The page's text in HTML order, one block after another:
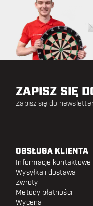
ZAPISZ SIĘ
Zapisz się do
OBSŁUGA KLIENTA
Informacje kontaktowe
Wysyłka i dostawa
Zwroty
Metody płatności
Wycena